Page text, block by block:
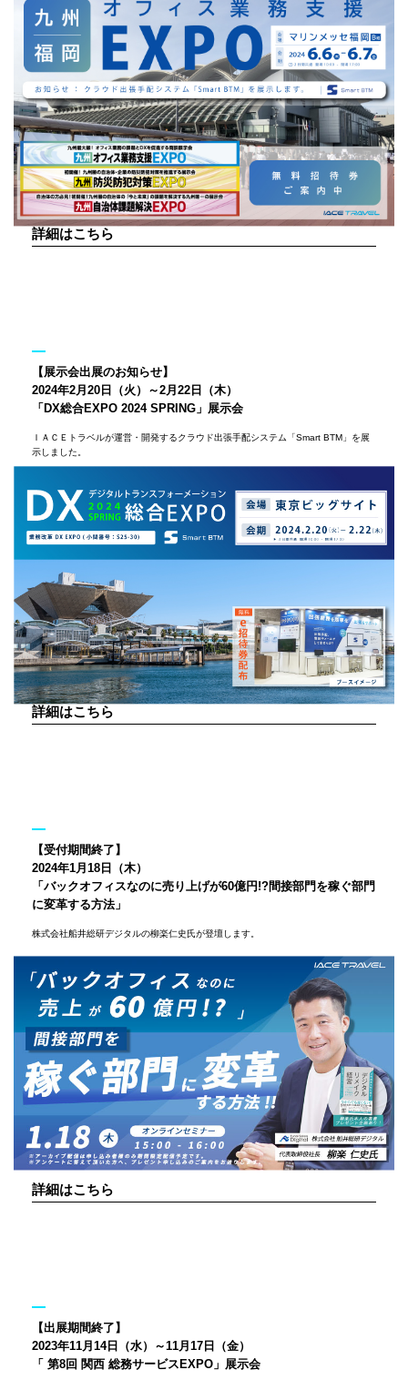
詳細はこちら
【展示会出展のお知らせ】
2024年2月20日（火）～2月22日（木）
「DX総合EXPO 2024 SPRING」展示会
ＩＡＣＥトラベルが運営・開発するクラウド出張手配システム「Smart BTM」を展
示しました。
詳細はこちら
【受付期間終了】
2024年1月18日（木）
「バックオフィスなのに売り上げが60億円!?間接部門を稼ぐ部門
に変革する方法」
株式会社船井総研デジタルの柳楽仁史氏が登壇します。
詳細はこちら
【出展期間終了】
2023年11月14日（水）～11月17日（金）
「 第8回 関西 総務サービスEXPO」展示会